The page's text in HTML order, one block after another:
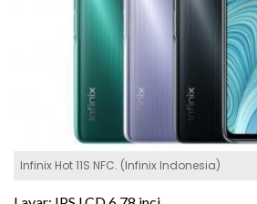
Infinix Hot 11S NFC. (Infinix Indonesia)